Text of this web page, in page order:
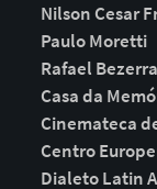
Nilson Cesar
Paulo Moretti
Rafael Bezerra
Casa da
Cinemateca
Centro
Dialeto Latin